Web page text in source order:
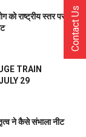
राष्ट्रीय स्तर पर
TRAIN
29
ने कैसे संभाला नीट
Contact Us